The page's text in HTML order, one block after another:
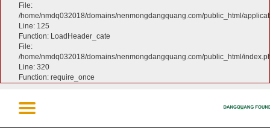
File:
/home/nmdq032018/domains/nenmongdangquang.com/public_html/
Line: 125
Function: LoadHeader_cate
File:
/home/nmdq032018/domains/nenmongdangquang.com/public_html/
Line: 320
Function: require_once